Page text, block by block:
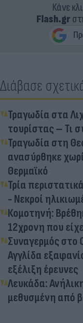
Κάνε
Flash.gr
Διάβασε
Τραγωδία στα
τουρίστας – Τι
Τραγωδία στη
ανασύρθηκε
Θερμαϊκό
Τρία
- Νεκροί
Κομοτηνή:
12χρονη που
Συναγερμός στο
Αγγλίδα
εξέλιξη έρευνες
Λευκάδα:
μεθυσμένη από